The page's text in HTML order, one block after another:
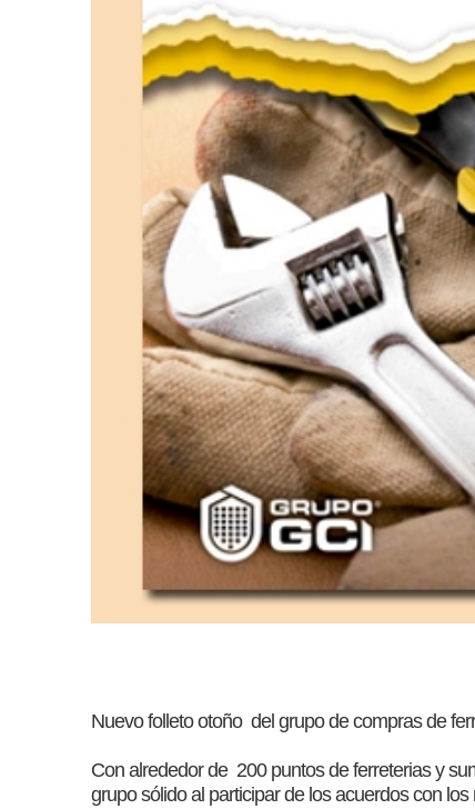
Nuevo folleto otoño del grupo de compras de
Con alrededor de 200 puntos de ferreterias y
grupo sólido al participar de los acuerdos con